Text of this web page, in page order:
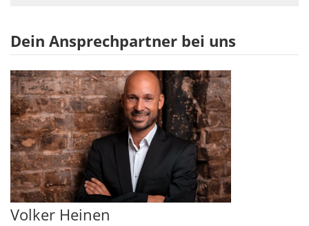
Dein Ansprechpartner bei uns
Volker Heinen